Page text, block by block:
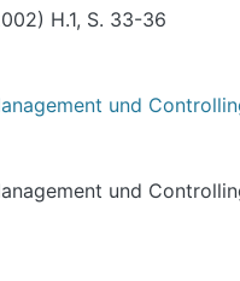
H.1, S. 33-36
und
und